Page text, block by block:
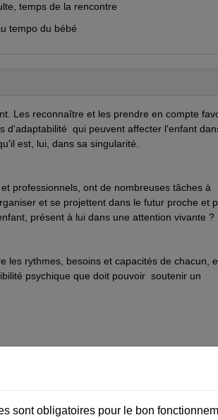
temps de la rencontre
tempo du bébé
Les reconnaître et les prendre en compte
d'adaptabilité qui peuvent affecter l'enfant
est, lui, dans sa singularité.
professionnels, ont de nombreuses tâches à
et se projettent dans le futur proche et
présent à lui dans une attention vivante ?
les rythmes, besoins et capacités de chacun,
psychique que doit pouvoir soutenir un
d'être acteur et d'utiliser ses capacités ?
pour qu'il soit repérable sans être trop rempli
sont obligatoires pour le bon